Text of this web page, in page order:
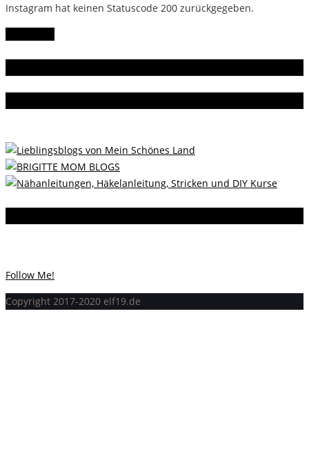
Instagram hat keinen Statuscode 200 zurückgegeben.
Follow Me!
Copyright 2017-2020 elf19.de